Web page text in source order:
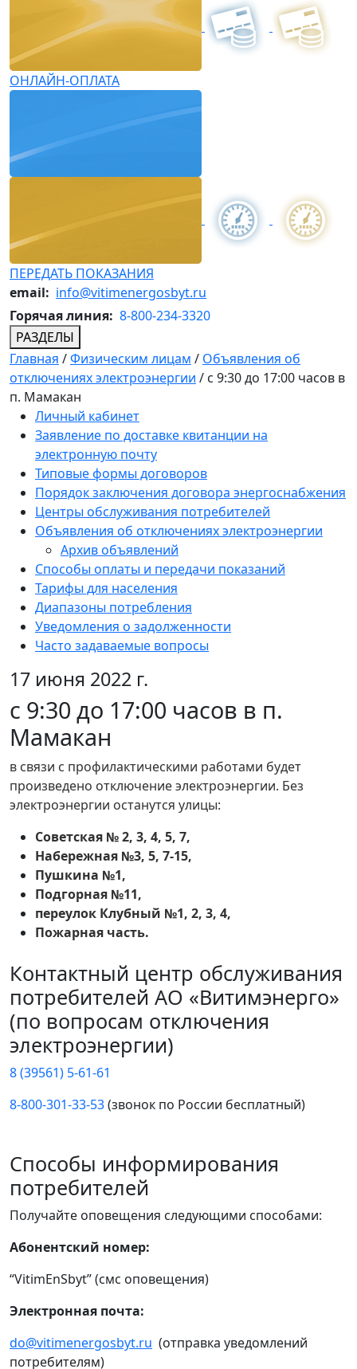
ОНЛАЙН-ОПЛАТА
ПЕРЕДАТЬ ПОКАЗАНИЯ
email: info@vitimenergosbyt.ru
Горячая линия: 8-800-234-3320
РАЗДЕЛЫ
Главная /Физическим лицам / Объявления об
отключениях электроэнергии / с 9:30 до 17:00 часов в
п. Мамакан
Личный кабинет
Заявление по доставке квитанции на
электронную почту
Типовые формы договоров
Порядок заключения договора энергоснабжения
Центры обслуживания потребителей
Объявления об отключениях электроэнергии
Архив объявлений
Способы оплаты и передачи показаний
Тарифы для населения
Диапазоны потребления
Уведомления о задолженности
Часто задаваемые вопросы
17 июня 2022 г.
с 9:30 до 17:00 часов в п.
Мамакан
в связи с профилактическими работами будет
произведено отключение электроэнергии. Без
электроэнергии останутся улицы:
Советская № 2, 3, 4, 5, 7,
Набережная №3, 5, 7-15,
Пушкина №1,
Подгорная №11,
переулок Клубный №1, 2, 3, 4,
Пожарная часть.
Контактный центр обслуживания
потребителей АО «Витимэнерго»
(по вопросам отключения
электроэнергии)
8 (39561) 5-61-61
8-800-301-33-53(звонок по России бесплатный)
Способы информирования
потребителей
Получайте оповещения следующими способами:
Абонентский номер:
“VitimEnSbyt” (смс оповещения)
Электронная почта:
do@vitimenergosbyt.ru (отправка уведомлений
потребителям)